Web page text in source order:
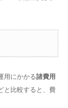
用にかかる諸費用
と比較すると、費